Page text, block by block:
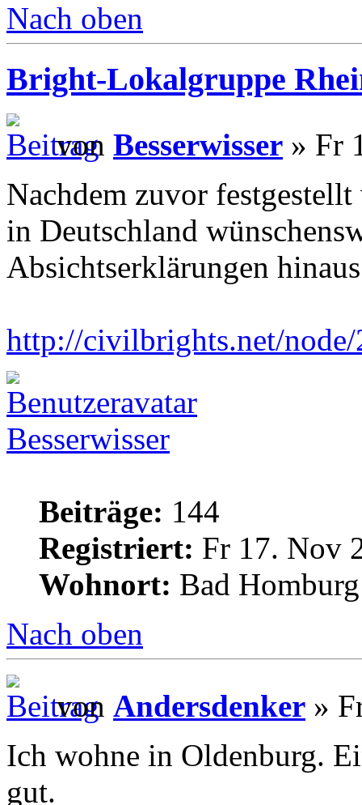
Nach oben
Bright-Lokalgruppe
von Besserwisser » Fr
Nachdem zuvor
in Deutschland
Absichtserklärungen
http://civilbrights.net/node/
Besserwisser
Beiträge: 144
Registriert: Fr 17. Nov
Wohnort: Bad Homburg
Nach oben
von Andersdenker »
Ich wohne in Oldenburg.
gut.